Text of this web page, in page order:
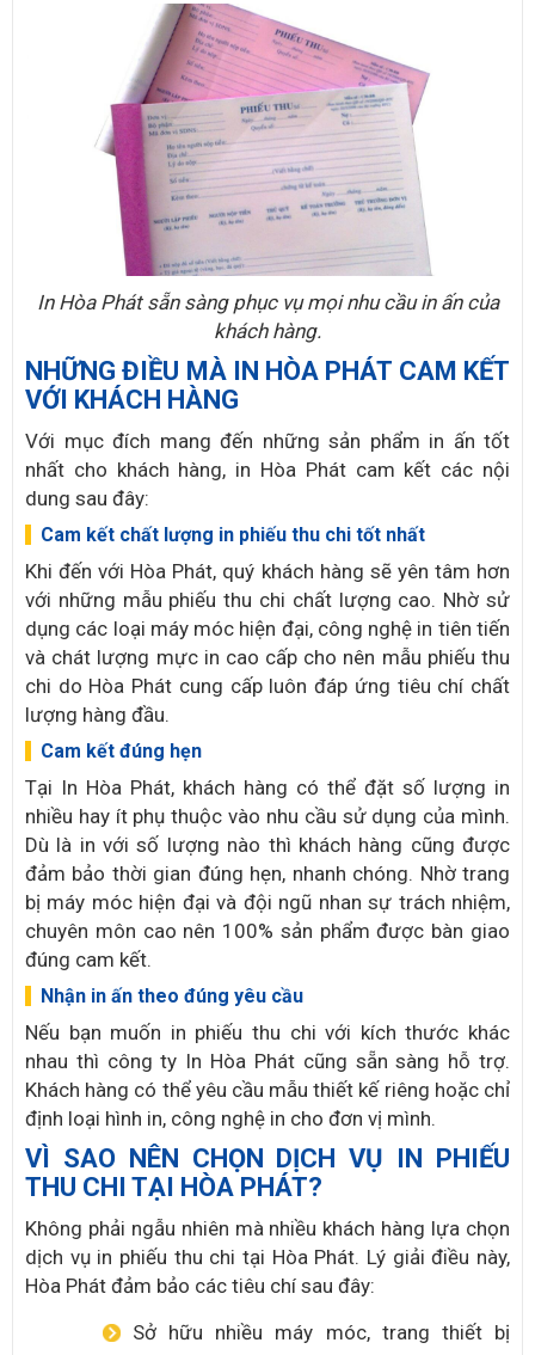
In Hòa Phát sẵn sàng phục vụ mọi nhu cầu in ấn của
khách hàng.
NHỮNG ĐIỀU MÀ IN HÒA PHÁT CAM KẾT
VỚI KHÁCH HÀNG
Với mục đích mang đến những sản phẩm in ấn tốt
nhất cho khách hàng, in Hòa Phát cam kết các nội
dung sau đây:
Cam kết chất lượng in phiếu thu chi tốt nhất
Khi đến với Hòa Phát, quý khách hàng sẽ yên tâm hơn
với những mẫu phiếu thu chi chất lượng cao. Nhờ sử
dụng các loại máy móc hiện đại, công nghệ in tiên tiến
và chát lượng mực in cao cấp cho nên mẫu phiếu thu
chi do Hòa Phát cung cấp luôn đáp ứng tiêu chí chất
lượng hàng đầu.
Cam kết đúng hẹn
Tại In Hòa Phát, khách hàng có thể đặt số lượng in
nhiều hay ít phụ thuộc vào nhu cầu sử dụng của mình.
Dù là in với số lượng nào thì khách hàng cũng được
đảm bảo thời gian đúng hẹn, nhanh chóng. Nhờ trang
bị máy móc hiện đại và đội ngũ nhan sự trách nhiệm,
chuyên môn cao nên 100% sản phẩm được bàn giao
đúng cam kết.
Nhận in ấn theo đúng yêu cầu
Nếu bạn muốn in phiếu thu chi với kích thước khác
nhau thì công ty In Hòa Phát cũng sẵn sàng hỗ trợ.
Khách hàng có thể yêu cầu mẫu thiết kế riêng hoặc chỉ
định loại hình in, công nghệ in cho đơn vị mình.
VÌ SAO NÊN CHỌN DỊCH VỤ IN PHIẾU
THU CHI TẠI HÒA PHÁT?
Không phải ngẫu nhiên mà nhiều khách hàng lựa chọn
dịch vụ in phiếu thu chi tại Hòa Phát. Lý giải điều này,
Hòa Phát đảm bảo các tiêu chí sau đây:
Sở hữu nhiều máy móc, trang thiết bị